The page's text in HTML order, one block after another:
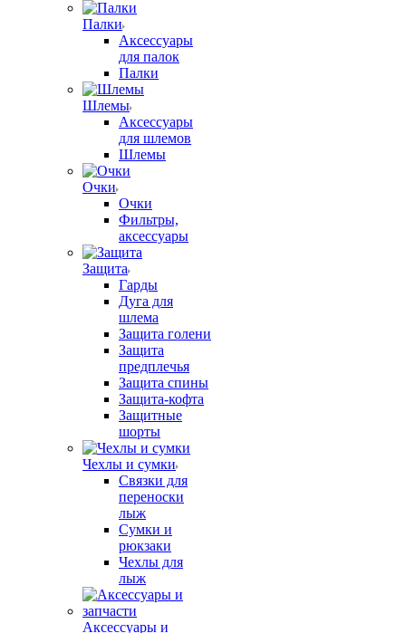
Палки
Аксессуары
для палок
Палки
Шлемы
Аксессуары
для шлемов
Шлемы
Очки
Очки
Фильтры,
аксессуары
Защита
Гарды
Дуга для
шлема
Защита голени
Защита
предплечья
Защита спины
Защита-кофта
Защитные
шорты
Чехлы и сумки
Связки для
переноски
лыж
Сумки и
рюкзаки
Чехлы для
лыж
Аксессуары и